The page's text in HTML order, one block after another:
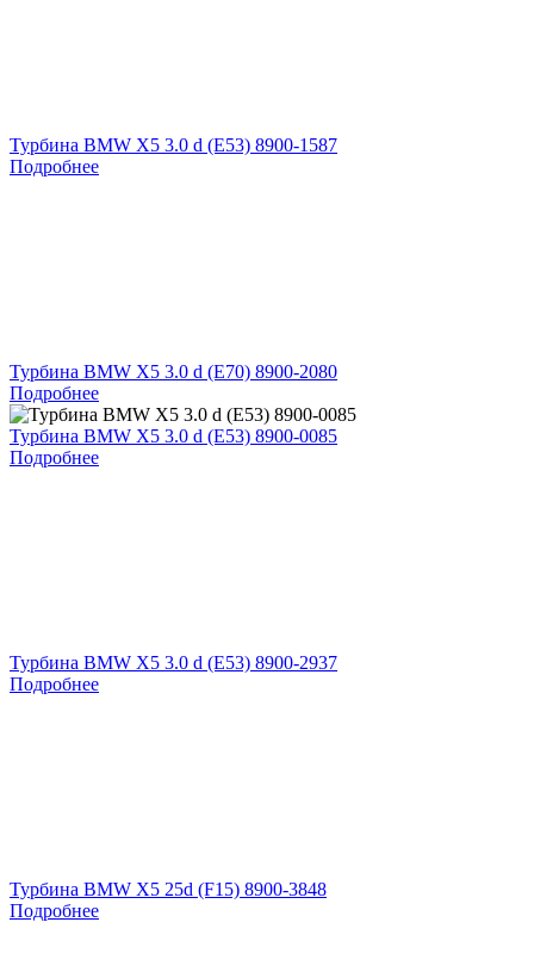
Турбина BMW X5 3.0 d (E53) 8900-1587
Подробнее
Турбина BMW X5 3.0 d (E70) 8900-2080
Подробнее
Турбина BMW X5 3.0 d (E53) 8900-0085
Подробнее
Турбина BMW X5 3.0 d (E53) 8900-2937
Подробнее
Турбина BMW X5 25d (F15) 8900-3848
Подробнее